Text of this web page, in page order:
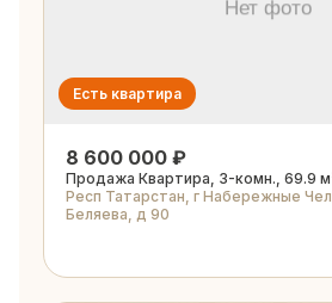
Есть квартира
8 600 000 ₽
Продажа Квартира, 3-комн., 69.9
Респ Татарстан, г Набережные
Беляева, д 90